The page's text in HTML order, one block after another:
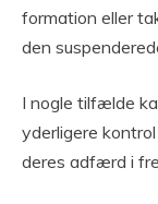
formation eller
den
I nogle tilfælde
yderligere
deres adfærd i